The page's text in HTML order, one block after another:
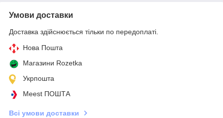
Умови доставки
Доставка здійснюється тільки по передоплаті.
Нова Пошта
Магазини Rozetka
Укрпошта
Meest ПОШТА
Всі умови доставки